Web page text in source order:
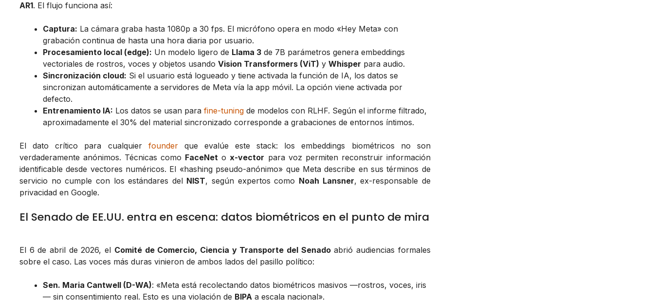
AR1. El flujo funciona así:
Captura: La cámara graba hasta 1080p a 30 fps. El micrófono opera en modo «Hey Meta» con
grabación continua de hasta una hora diaria por usuario.
Procesamiento local (edge): Un modelo ligero de Llama 3 de 7B parámetros genera embeddings
vectoriales de rostros, voces y objetos usando Vision Transformers (ViT) y Whisper para audio.
Sincronización cloud: Si el usuario está logueado y tiene activada la función de IA, los datos se
sincronizan automáticamente a servidores de Meta vía la app móvil. La opción viene activada por
defecto.
Entrenamiento IA: Los datos se usan para fine-tuning de modelos con RLHF. Según el informe filtrado,
aproximadamente el 30% del material sincronizado corresponde a grabaciones de entornos íntimos.
El dato crítico para cualquier founderque evalúe este stack: los embeddings biométricos no son
verdaderamente anónimos. Técnicas como FaceNet ox-vector para voz permiten reconstruir información
identificable desde vectores numéricos. El «hashing pseudo-anónimo» que Meta describe en sus términos de
servicio no cumple con los estándares del NIST, según expertos como Noah Lansner, ex-responsable de
privacidad en Google.
El Senado de EE.UU. entra en escena: datos biométricos en el punto de mira
El 6 de abril de 2026, el Comité de Comercio, Ciencia y Transporte del Senadoabrió audiencias formales
sobre el caso. Las voces más duras vinieron de ambos lados del pasillo político:
Sen. Maria Cantwell (D-WA): «Meta está recolectando datos biométricos masivos —rostros, voces, iris
— sin consentimiento real. Esto es una violación de BIPA a escala nacional».